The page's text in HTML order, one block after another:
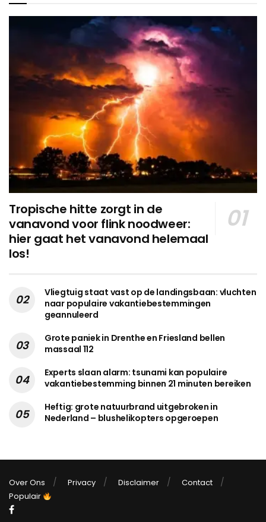
Tropische hitte zorgt in de
vanavond voor flink noodweer:
hier gaat het vanavond helemaal
los!
Vliegtuig staat vast op de landingsbaan: vluchten
naar populaire vakantiebestemmingen
geannuleerd
Grote paniek in Drenthe en Friesland bellen
massaal 112
Experts slaan alarm: tsunami kan populaire
vakantiebestemming binnen 21 minuten bereiken
Heftig: grote natuurbrand uitgebroken in
Nederland – blushelikopters opgeroepen
Over Ons Privacy Disclaimer
Contact
Populair